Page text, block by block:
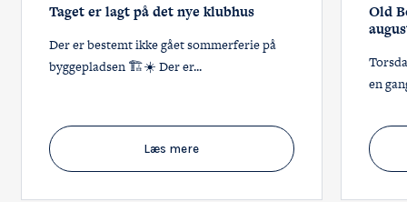
Taget er lagt på det nye klubhus
Der er bestemt ikke gået sommerferie på
byggepladsen 🏗️☀️ Der er...
Læs mere
Old
en